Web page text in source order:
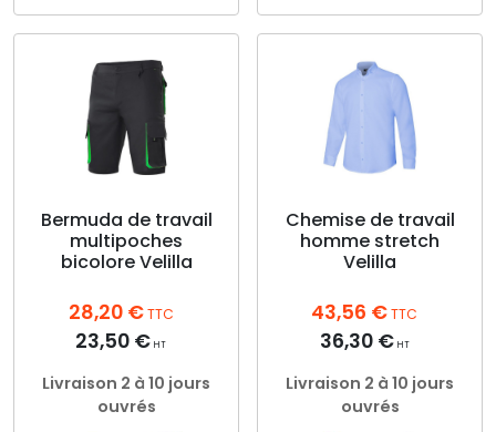
a
plusieurs
variations.
Les
options
peuvent
être
choisies
la
page
du
produit
plusieurs
variations.
options
peuvent
choisies
sur
la
du
produit
Bermuda de travail
multipoches
bicolore Velilla
28,20 € TTC
23,50 € HT
Livraison 2 à 10 jours
ouvrés
Chemise de travail
homme stretch
Velilla
43,56 €TTC
36,30 € HT
Livraison 2 à 10 jours
ouvrés